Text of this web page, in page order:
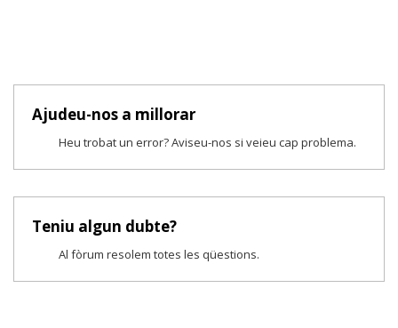
Ajudeu-nos a millorar
Heu trobat un error? Aviseu-nos si veieu cap problema.
Teniu algun dubte?
Al fòrum resolem totes les qüestions.